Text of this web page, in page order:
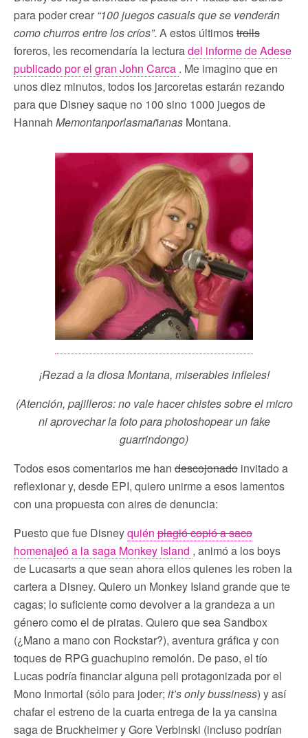
para poder crear “100 juegos casuals que se venderán
como churros entre los críos”. A estos últimostrolls
foreros, les recomendaría la lecturadel informe de Adese
publicado por el gran John Carca . Me imagino que en
unos diez minutos, todos los jarcoretas estarán rezando
para que Disney saque no 100 sino 1000 juegos de
Hannah Memontanporlasmañanas Montana.
¡Rezad a la diosa Montana, miserables infieles!
(Atención, pajilleros: no vale hacer chistes sobre el micro
ni aprovechar la foto para photoshopear un fake
guarrindongo)
Todos esos comentarios me han descojonado invitado a
reflexionar y, desde EPI, quiero unirme a esos lamentos
con una propuesta con aires de denuncia:
Puesto que fue Disneyquién plagió copió a saco
homenajeó a la saga Monkey Island , animó a los boys
de Lucasarts a que sean ahora ellos quienes les roben la
cartera a Disney. Quiero un Monkey Island grande que te
cagas; lo suficiente como devolver a la grandeza a un
género como el de piratas. Quiero que sea Sandbox
(¿Mano a mano con Rockstar?), aventura gráfica y con
toques de RPG guachupino remolón. De paso, el tío
Lucas podría financiar alguna peli protagonizada por el
Mono Inmortal (sólo para joder; it’s only bussiness) y así
chafar el estreno de la cuarta entrega de la ya cansina
saga de Bruckheimer y Gore Verbinski (incluso podrían